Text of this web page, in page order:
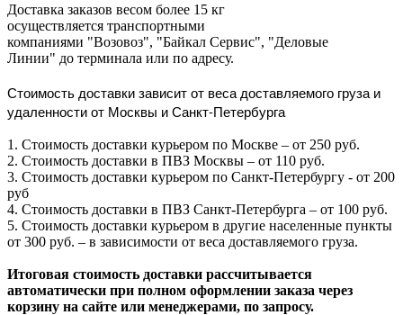
Доставка заказов весом более 15 кг
осуществляется транспортными
компаниями "Возовоз", "Байкал Сервис", "Деловые
Линии" до терминала или по адресу.
Стоимость доставки зависит от веса доставляемого груза и
удаленности от Москвы и Санкт-Петербурга
1. Стоимость доставки курьером по Москве – от 250 руб.
2. Стоимость доставки в ПВЗ Москвы – от 110 руб.
3. Стоимость доставки курьером по Санкт-Петербургу - от 200
руб
4. Стоимость доставки в ПВЗ Санкт-Петербурга – от 100 руб.
5. Стоимость доставки курьером в другие населенные пункты
от 300 руб. – в зависимости от веса доставляемого груза.
Итоговая стоимость доставки рассчитывается
автоматически при полном оформлении заказа через
корзину на сайте или менеджерами, по запросу.